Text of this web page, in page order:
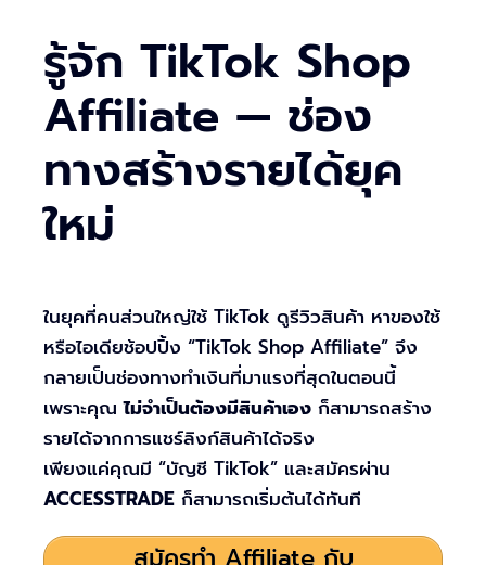
รู้จัก TikTok Shop
Affiliate — ช่อง
ทางสร้างรายได้ยุค
ใหม่
ในยุคที่คนส่วนใหญ่ใช้ TikTok ดูรีวิวสินค้า หาของใช้
หรือไอเดียช้อปปิ้ง “TikTok Shop Affiliate” จึง
กลายเป็นช่องทางทำเงินที่มาแรงที่สุดในตอนนี้
เพราะคุณไม่จำเป็นต้องมีสินค้าเอง ก็สามารถสร้าง
รายได้จากการแชร์ลิงก์สินค้าได้จริง
เพียงแค่คุณมี “บัญชี TikTok” และสมัครผ่าน
ACCESSTRADE ก็สามารถเริ่มต้นได้ทันที
สมัครทำ Affiliate กับ